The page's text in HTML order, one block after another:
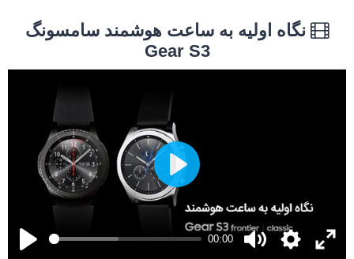
نگاه اولیه به ساعت هوشمند سامسونگ
Gear S3
00:00
Play